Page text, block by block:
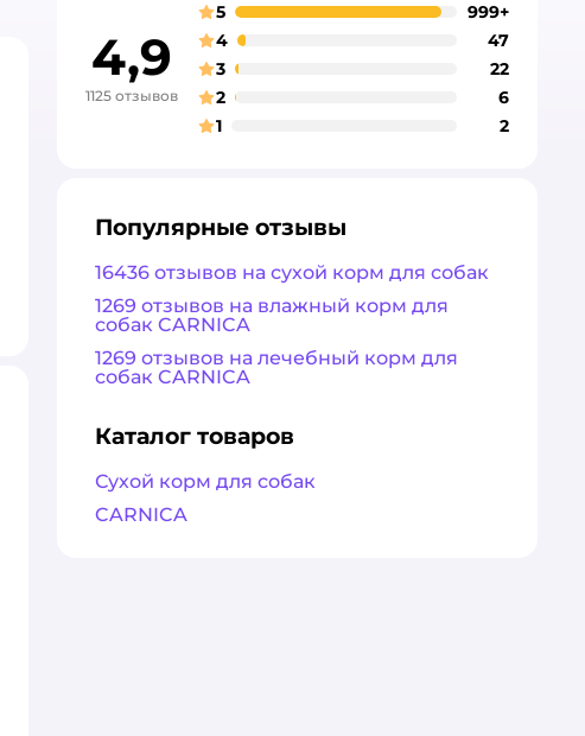
4,9
1125 отзывов
оценка
5 999+отзывов
оценка
4 47отзывов
оценка
3 22отзывов
оценка
2 6отзывов
оценка
1 2отзывов
Популярные отзывы
16436 отзывов на сухой корм для собак
1269 отзывов на влажный корм для
собак CARNICA
1269 отзывов на лечебный корм для
собак CARNICA
Каталог товаров
Сухой корм для собак
CARNICA